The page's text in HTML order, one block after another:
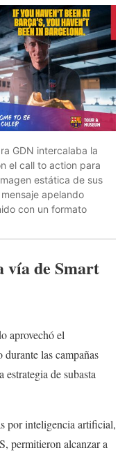
GDN intercalaba la
el call to action para
estática de sus
apelando
con un formato
vía de Smart
aprovechó el
las campañas
de subasta
por inteligencia artificial,
permitieron alcanzar a